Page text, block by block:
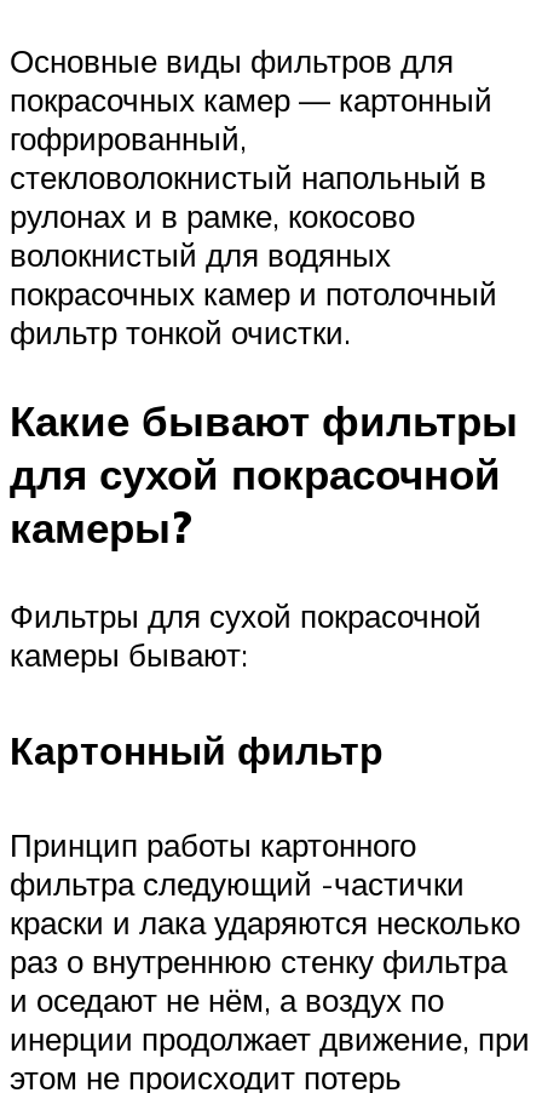
Основные виды фильтров для
покрасочных камер — картонный
гофрированный,
стекловолокнистый напольный в
рулонах и в рамке, кокосово
волокнистый для водяных
покрасочных камер и потолочный
фильтр тонкой очистки.
Какие бывают фильтры
для сухой покрасочной
камеры?
Фильтры для сухой покрасочной
камеры бывают:
Картонный фильтр
Принцип работы картонного
фильтра следующий -частички
краски и лака ударяются несколько
раз о внутреннюю стенку фильтра
и оседают не нём, а воздух по
инерции продолжает движение, при
этом не происходит потерь